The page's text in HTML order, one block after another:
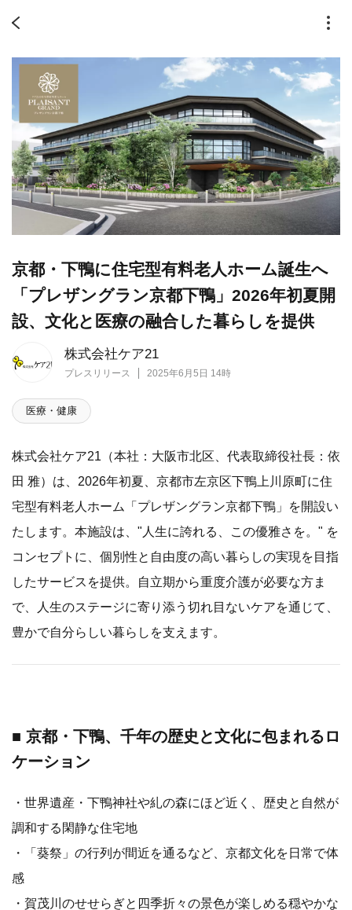
株式会社ケア21
プレスリリース 2025年6月5日 14時
京都・下鴨に住宅型有料老人ホーム誕生へ
「プレザングラン京都下鴨」2026年初夏開
設、文化と医療の融合した暮らしを提供
医療・健康
株式会社ケア21（本社：大阪市北区、代表取締役社長：依
田 雅）は、2026年初夏、京都市左京区下鴨上川原町に住
宅型有料老人ホーム「プレザングラン京都下鴨」を開設い
たします。本施設は、"人生に誇れる、この優雅さを。" を
コンセプトに、個別性と自由度の高い暮らしの実現を目指
したサービスを提供。自立期から重度介護が必要な方ま
で、人生のステージに寄り添う切れ目ないケアを通じて、
豊かで自分らしい暮らしを支えます。
■ 京都・下鴨、千年の歴史と文化に包まれるロ
ケーション
・世界遺産・下鴨神社や糺の森にほど近く、歴史と自然が
調和する閑静な住宅地
・「葵祭」の行列が間近を通るなど、京都文化を日常で体
感
・賀茂川のせせらぎと四季折々の景色が楽しめる穏やかな